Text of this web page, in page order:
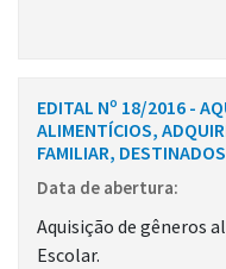
EDITAL Nº 18/2016 -
ALIMENTÍCIOS,
FAMILIAR,
Data de abertura:
Aquisição de gêneros
Escolar.